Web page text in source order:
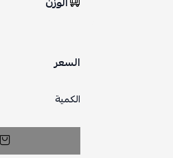
السعر
الكمية